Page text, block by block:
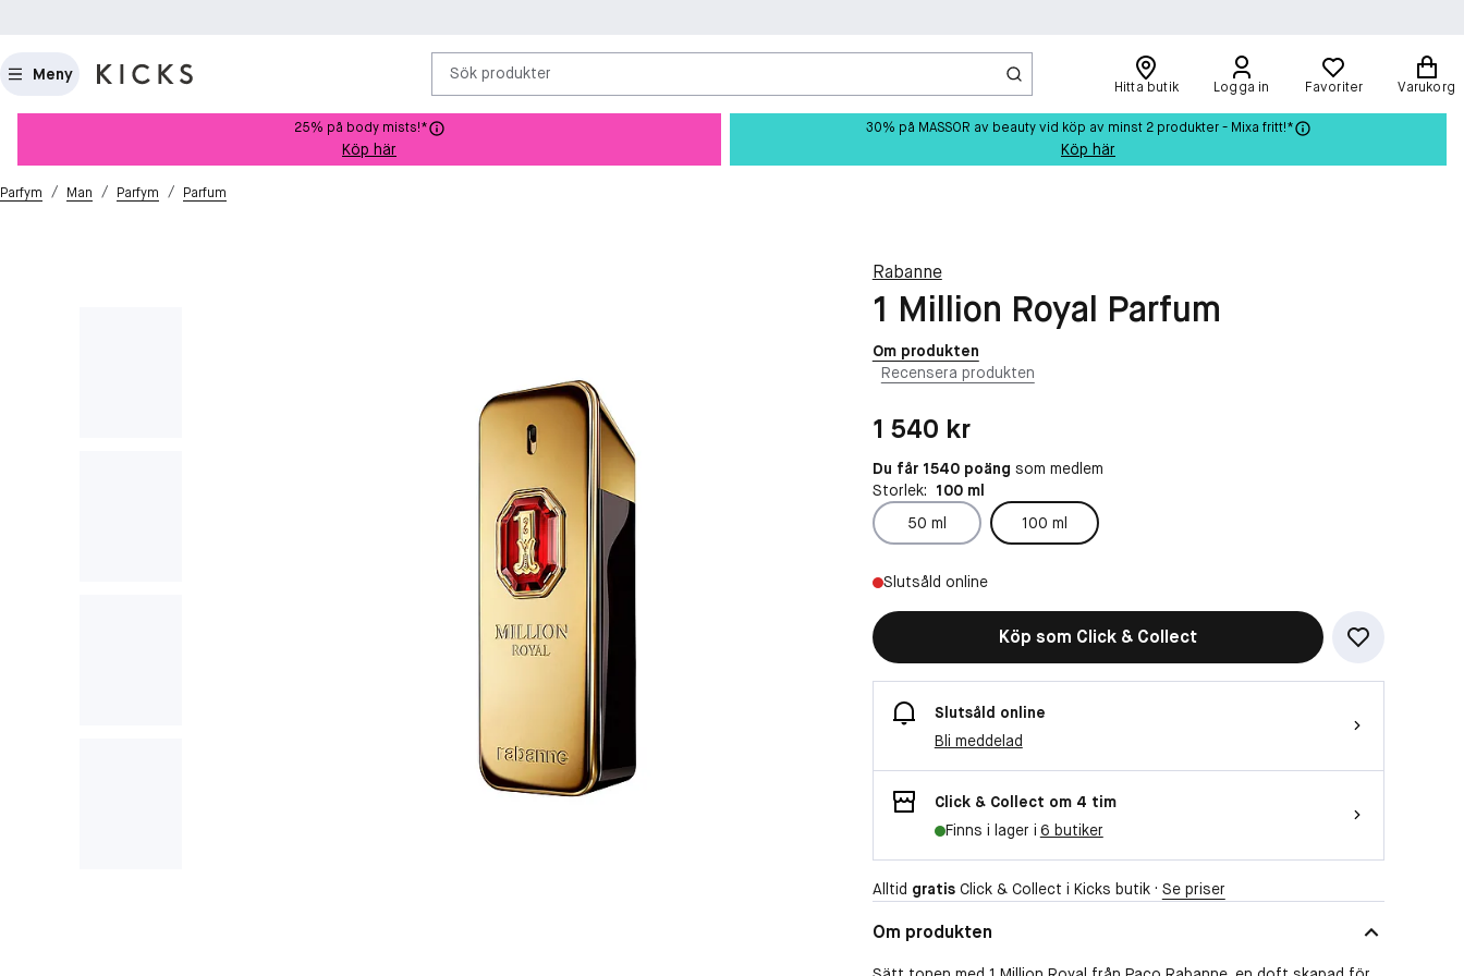
Meny Sök produkter
Hitta butik Logga in Favoriter Varukorg
25% på body mists!*
Köp här
30% på MASSOR av beauty vid köp av minst 2 produkter - Mixa fritt!*
Köp här
Parfym / Man / Parfym / Parfum
Rabanne
1 Million Royal Parfum
Om produkten
Recensera produkten
Storlek: 100 ml
50 ml
100 ml
Pris: 1 540 kr
1 540 kr
Du får 1540 poäng som medlem
Slutsåld online
Köp som Click & Collect
Slutsåld online
Bli meddelad
Click & Collect om 4 tim
Finns i lager i 6 butiker
Alltid gratisClick & Collect i Kicks butik · Se priser
Om produkten